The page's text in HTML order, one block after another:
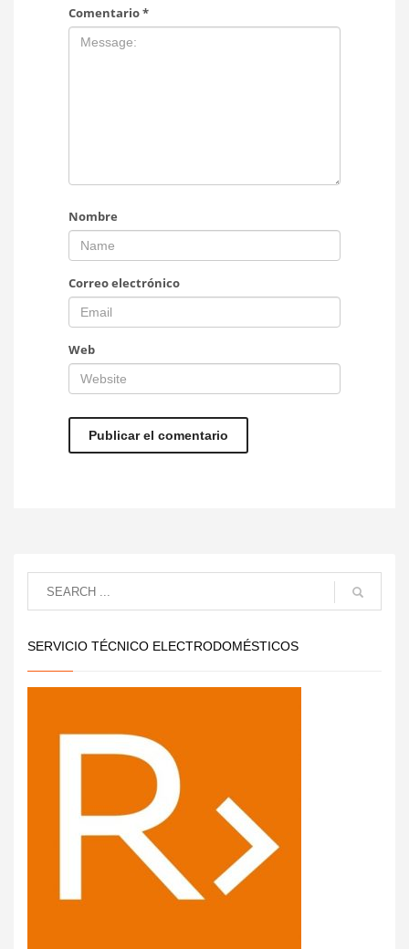
Comentario*
Nombre
Correo electrónico
Web
SERVICIO TÉCNICO ELECTRODOMÉSTICOS